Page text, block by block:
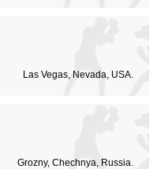
Las Vegas, Nevada, USA.
Grozny, Chechnya, Russia.